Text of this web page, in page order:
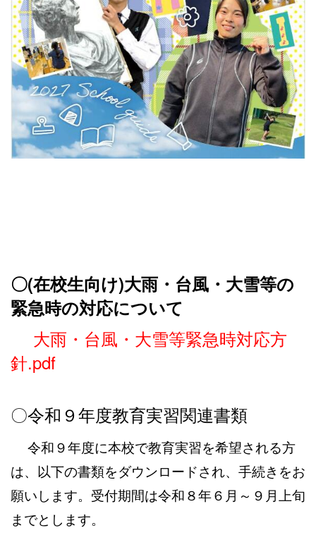
〇(在校生向け)大雨・台風・大雪等の
緊急時の対応について
大雨・台風・大雪等緊急時対応方
針.pdf
〇令和９年度教育実習関連書類
令和９年度に本校で教育実習を希望される方
は、以下の書類をダウンロードされ、手続きをお
願いします。受付期間は令和８年６月～９月上旬
までとします。